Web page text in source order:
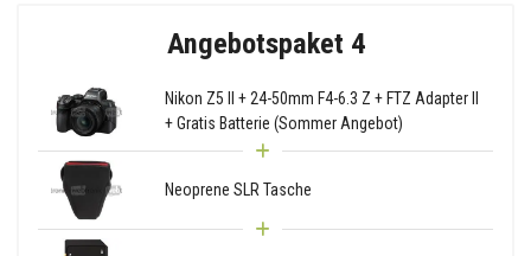
Angebotspaket 4
Nikon Z5 II + 24-50mm F4-6.3 Z + FTZ Adapter II
+ Gratis Batterie (Sommer Angebot)
Neoprene SLR Tasche